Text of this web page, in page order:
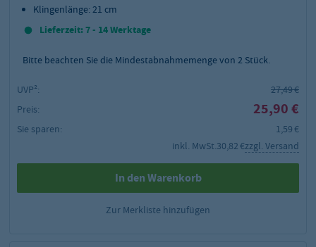
Klingenlänge: 21 cm
Lieferzeit: 7 - 14 Werktage
Bitte beachten Sie die Mindestabnahmemenge von 2 Stück.
UVP²:
27,49 €
Preis:
25,90 €
Sie sparen:
1,59 €
inkl. MwSt.30,82 €zzgl. Versand
In den Warenkorb
Zur Merkliste hinzufügen